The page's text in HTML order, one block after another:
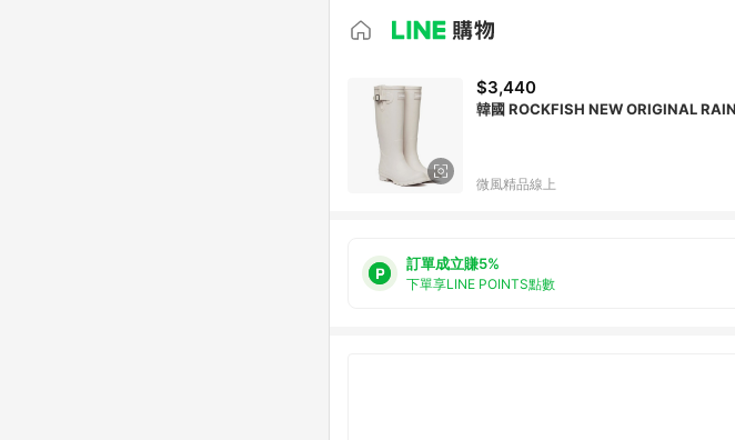
$3,440
韓國 ROCKFISH NEW ORIGINAL
微風精品線上
訂單成立賺5%
下單享LINE POINTS點數